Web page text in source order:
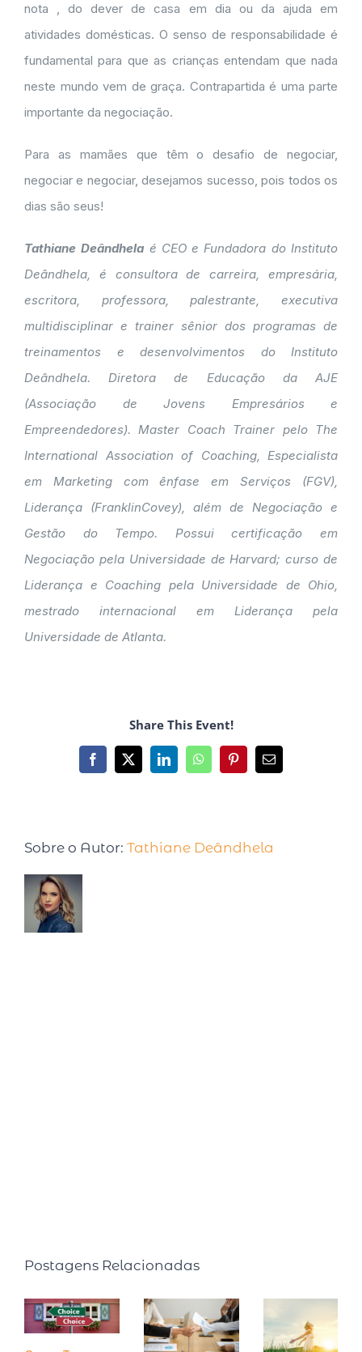
nota , do dever de casa em dia ou da ajuda em
atividades domésticas. O senso de responsabilidade é
fundamental para que as crianças entendam que nada
neste mundo vem de graça. Contrapartida é uma parte
importante da negociação.
Para as mamães que têm o desafio de negociar,
negociar e negociar, desejamos sucesso, pois todos os
dias são seus!
Tathiane Deândhela é CEO e Fundadora do Instituto
Deândhela, é consultora de carreira, empresária,
escritora, professora, palestrante, executiva
multidisciplinar e trainer sênior dos programas de
treinamentos e desenvolvimentos do Instituto
Deândhela. Diretora de Educação da AJE
(Associação de Jovens Empresários e
Empreendedores). Master Coach Trainer pelo The
International Association of Coaching, Especialista
em Marketing com ênfase em Serviços (FGV),
Liderança (FranklinCovey), além de Negociação e
Gestão do Tempo. Possui certificação em
Negociação pela Universidade de Harvard; curso de
Liderança e Coaching pela Universidade de Ohio,
mestrado internacional em Liderança pela
Universidade de Atlanta.
Share This Event!
Sobre o Autor: Tathiane Deândhela
Postagens Relacionadas